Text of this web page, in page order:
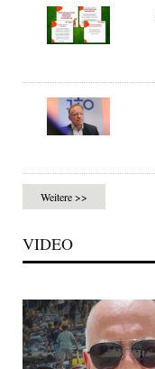
Weitere >>
VIDEO